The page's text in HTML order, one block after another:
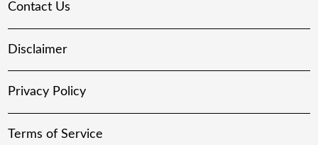
Contact Us
Disclaimer
Privacy Policy
Terms of Service